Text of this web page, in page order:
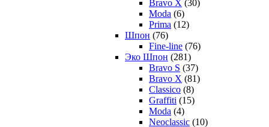
Bravo X (30)
Moda (6)
Prima (12)
Шпон (76)
Fine-line (76)
Эко Шпон (281)
Bravo S (37)
Bravo X (81)
Classico (8)
Graffiti (15)
Moda (4)
Neoclassic (10)